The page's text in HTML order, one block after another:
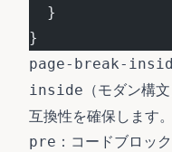
  }
}
page-break-
inside （モダン構
互換性を確保します
pre ：コードブロック